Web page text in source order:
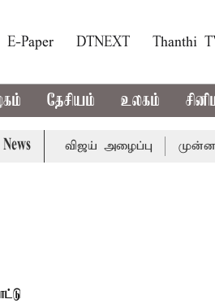
E-Paper DTNEXT Thanthi
தேசியம் உலகம்
விஜய் அழைப்பு முன்னாள்